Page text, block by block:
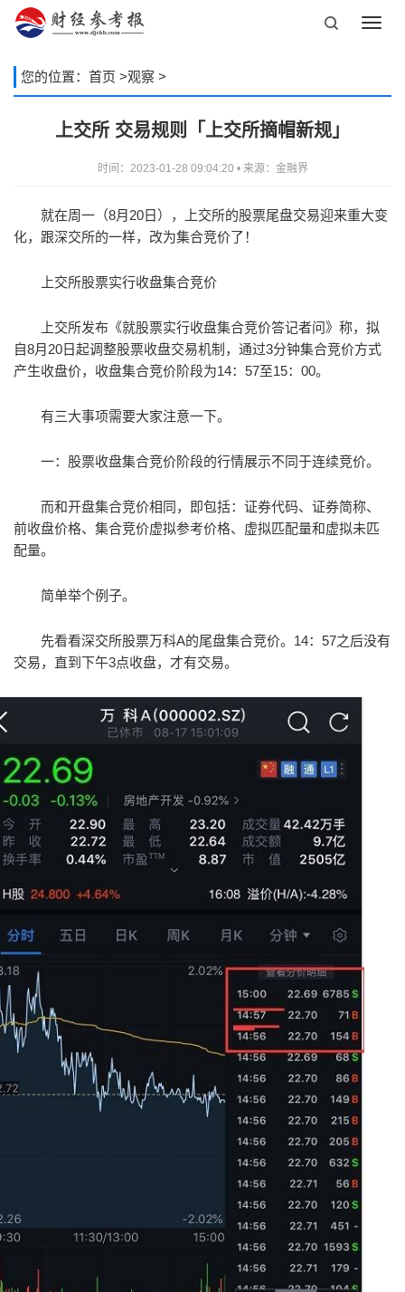
您的位置： 首页 >观察 >
上交所 交易规则「上交所摘帽新规」
时间：2023-01-28 09:04:20 • 来源：金融界
就在周一（8月20日），上交所的股票尾盘交易迎来重大变
化，跟深交所的一样，改为集合竞价了！
上交所股票实行收盘集合竞价
上交所发布《就股票实行收盘集合竞价答记者问》称，拟
自8月20日起调整股票收盘交易机制，通过3分钟集合竞价方式
产生收盘价，收盘集合竞价阶段为14：57至15：00。
有三大事项需要大家注意一下。
一：股票收盘集合竞价阶段的行情展示不同于连续竞价。
而和开盘集合竞价相同，即包括：证券代码、证券简称、
前收盘价格、集合竞价虚拟参考价格、虚拟匹配量和虚拟未匹
配量。
简单举个例子。
先看看深交所股票万科A的尾盘集合竞价。14：57之后没有
交易，直到下午3点收盘，才有交易。